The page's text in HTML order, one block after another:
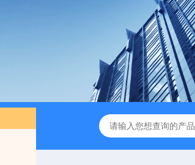
全系列ABB变频器ACS88*代码F0010报警维修